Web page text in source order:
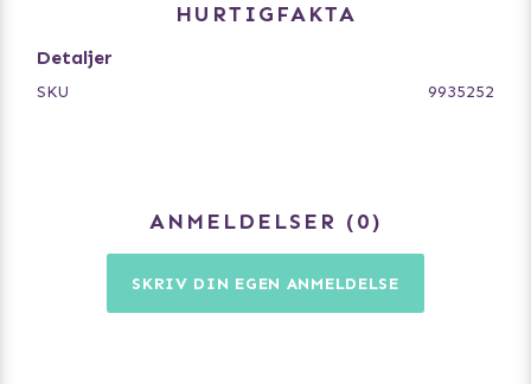
HURTIGFAKTA
Detaljer
SKU 9935252
ANMELDELSER 0
SKRIV DIN EGEN ANMELDELSE